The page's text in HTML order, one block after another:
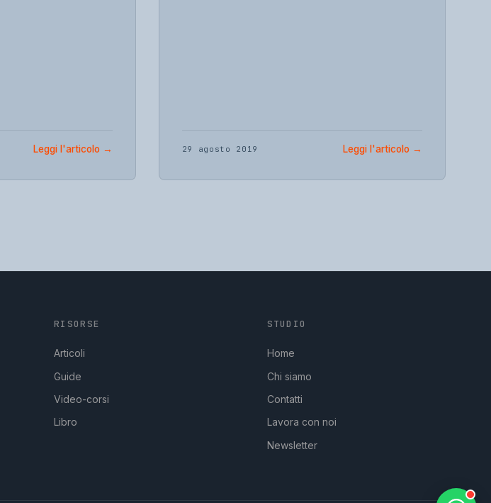
Leggi l'articolo → 29 agosto 2019 Leggi l'articolo →
RISORSE
Articoli
Guide
Video-corsi
Libro
STUDIO
Home
Chi siamo
Contatti
Lavora con noi
Newsletter